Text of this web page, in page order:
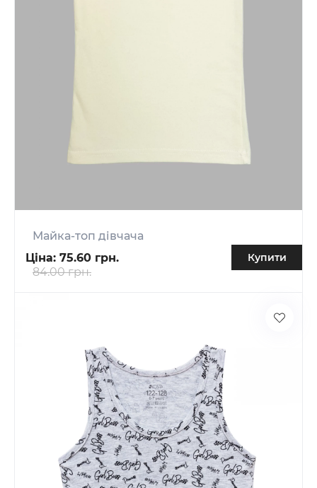
Майка-топ дівчача
Ціна: 75.60 грн.
84.00 грн.
Купити